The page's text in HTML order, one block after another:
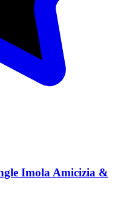
Imola Amicizia &